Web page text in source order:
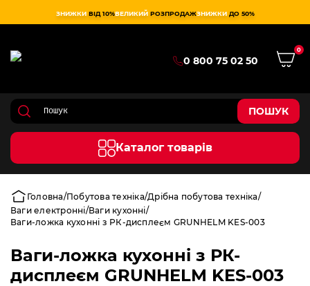
ЗНИЖКИ ВІД 10%ВЕЛИКИЙ РОЗПРОДАЖЗНИЖКИ ДО 50%
0 800 75 02 50
0
ПОШУК
Каталог товарів
Головна Побутова техніка Дрібна побутова техніка
Ваги електронні Ваги кухонні
Ваги-ложка кухонні з РК-дисплеєм GRUNHELM KES-003
Ваги-ложка кухонні з РК-
дисплеєм GRUNHELM KES-003